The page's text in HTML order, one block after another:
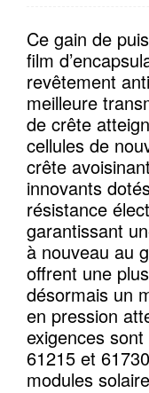
Ce gain de
film
revêtement
meilleure
de crête
cellules de
crête
innovants
résistance
garantissant
à nouveau au
offrent une
désormais un
en pression
exigences
61215 et
modules